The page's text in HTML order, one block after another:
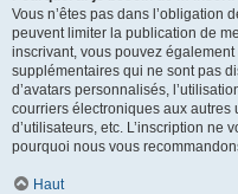
Vous n’êtes pas dans l’obligation
peuvent limiter la publication de
inscrivant, vous pouvez
supplémentaires qui ne sont pas
d’avatars personnalisés,
courriers électroniques aux autres
d’utilisateurs, etc. L’inscription ne
pourquoi nous vous
Haut